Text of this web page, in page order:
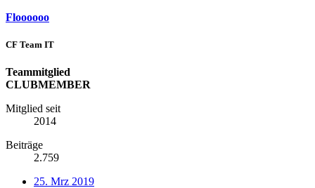
Floooooo
CF Team IT
Teammitglied
CLUBMEMBER
Mitglied seit
2014
Beiträge
2.759
25. Mrz 2019